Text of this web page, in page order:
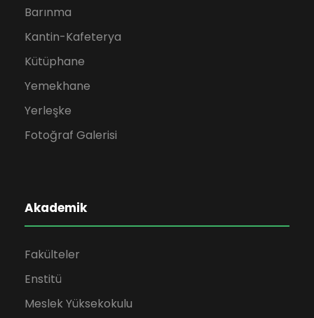
Barınma
Kantin-Kafeterya
Kütüphane
Yemekhane
Yerleşke
Fotoğraf Galerisi
Akademik
Fakülteler
Enstitü
Meslek Yüksekokulu